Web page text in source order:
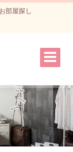
部屋探し